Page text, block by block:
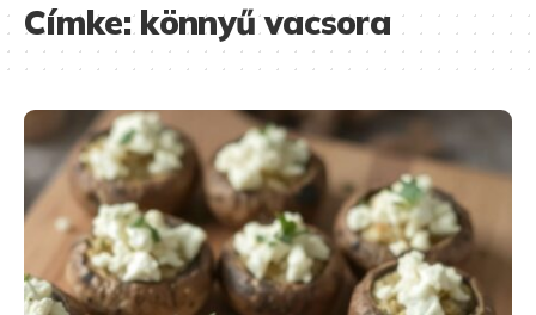
Címke:könnyű vacsora